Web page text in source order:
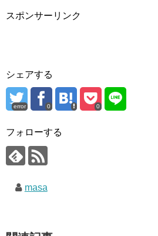
スポンサーリンク
シェアする
error 0 0
フォローする
masa